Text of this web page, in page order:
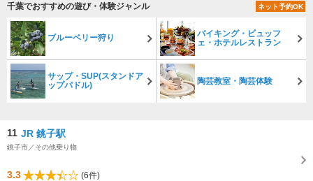
千葉でおすすめの遊び・体験ジャンル ネット予約OK
ブルーベリー狩り
バイキング・ビュッフ
ェ・ホテルレストラン
サップ・SUP(スタンドア
ップパドル)
陶芸教室・陶芸体験
11 JR 銚子駅
銚子市／その他乗り物
3.3 (6件)